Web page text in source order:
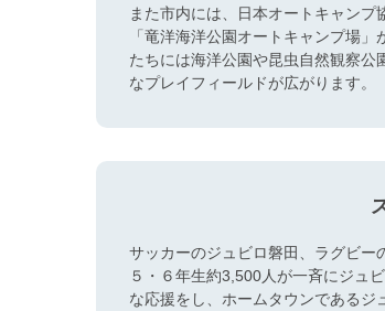
また市内には、日本オートキャン
「竜洋海洋公園オートキャンプ場
たちには海洋公園や昆虫自然観察公
なプレイフィールドが広がります。
サッカーのジュビロ磐田、ラグビー
５・６年生約3,500人が一斉にジュ
な応援をし、ホームタウンであるジ